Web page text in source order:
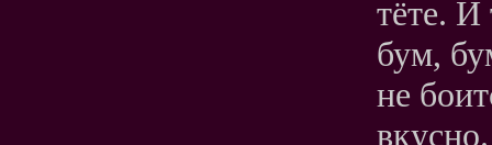
тёте. И
бум,
не